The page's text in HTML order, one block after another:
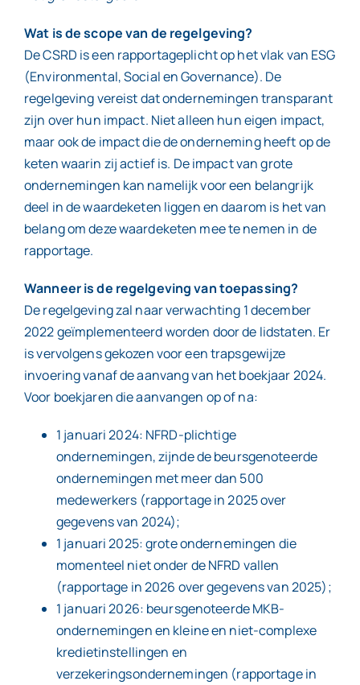
Wat is de scope van de regelgeving?
De CSRD is een rapportageplicht op het vlak van ESG
(Environmental, Social en Governance). De
regelgeving vereist dat ondernemingen transparant
zijn over hun impact. Niet alleen hun eigen impact,
maar ook de impact die de onderneming heeft op de
keten waarin zij actief is. De impact van grote
ondernemingen kan namelijk voor een belangrijk
deel in de waardeketen liggen en daarom is het van
belang om deze waardeketen mee te nemen in de
rapportage.
Wanneer is de regelgeving van toepassing?
De regelgeving zal naar verwachting 1 december
2022 geïmplementeerd worden door de lidstaten. Er
is vervolgens gekozen voor een trapsgewijze
invoering vanaf de aanvang van het boekjaar 2024.
Voor boekjaren die aanvangen op of na:
1 januari 2024: NFRD-plichtige
ondernemingen, zijnde de beursgenoteerde
ondernemingen met meer dan 500
medewerkers (rapportage in 2025 over
gegevens van 2024);
1 januari 2025: grote ondernemingen die
momenteel niet onder de NFRD vallen
(rapportage in 2026 over gegevens van 2025);
1 januari 2026: beursgenoteerde MKB-
ondernemingen en kleine en niet-complexe
kredietinstellingen en
verzekeringsondernemingen (rapportage in